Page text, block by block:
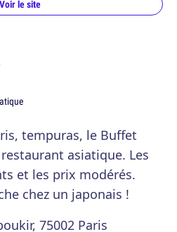
Voir le site
tempuras, le Buffet
asiatique. Les
et les prix modérés.
chez un japonais !
75002 Paris